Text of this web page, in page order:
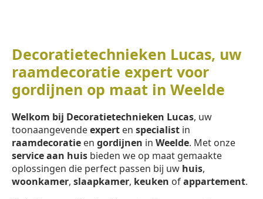
Decoratietechnieken Lucas, uw
raamdecoratie expert voor
gordijnen op maat in Weelde
Welkom bij Decoratietechnieken Lucas, uw
toonaangevendeexpert en specialist in
raamdecoratie en gordijnen in Weelde. Met onze
service aan huis bieden we op maat gemaakte
oplossingen die perfect passen bij uw huis,
woonkamer, slaapkamer, keuken ofappartement.